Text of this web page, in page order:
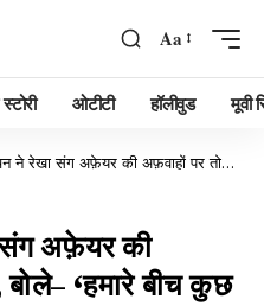
Aa
ओटीटी हॉलीवुड मूवी
अफ़ेयर की अफ़वाहों पर तोड़ी चुप्पी, बोले– ‘हमारे बीच कुछ भी कॉमन नहीं’
संग अफ़ेयर की
बोले– ‘हमारे बीच कुछ